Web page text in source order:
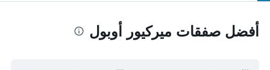
أفضل صفقات ميركيور أوبول